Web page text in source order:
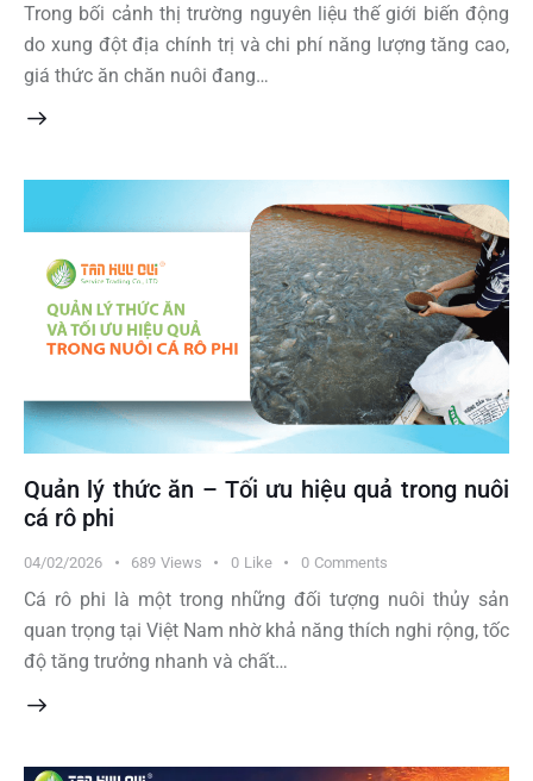
Trong bối cảnh thị trường nguyên liệu thế giới biến động
do xung đột địa chính trị và chi phí năng lượng tăng cao,
giá thức ăn chăn nuôi đang…
Quản lý thức ăn – Tối ưu hiệu quả trong nuôi
cá rô phi
04/02/2026 689 Views 0 Like 0 Comments
Cá rô phi là một trong những đối tượng nuôi thủy sản
quan trọng tại Việt Nam nhờ khả năng thích nghi rộng, tốc
độ tăng trưởng nhanh và chất…